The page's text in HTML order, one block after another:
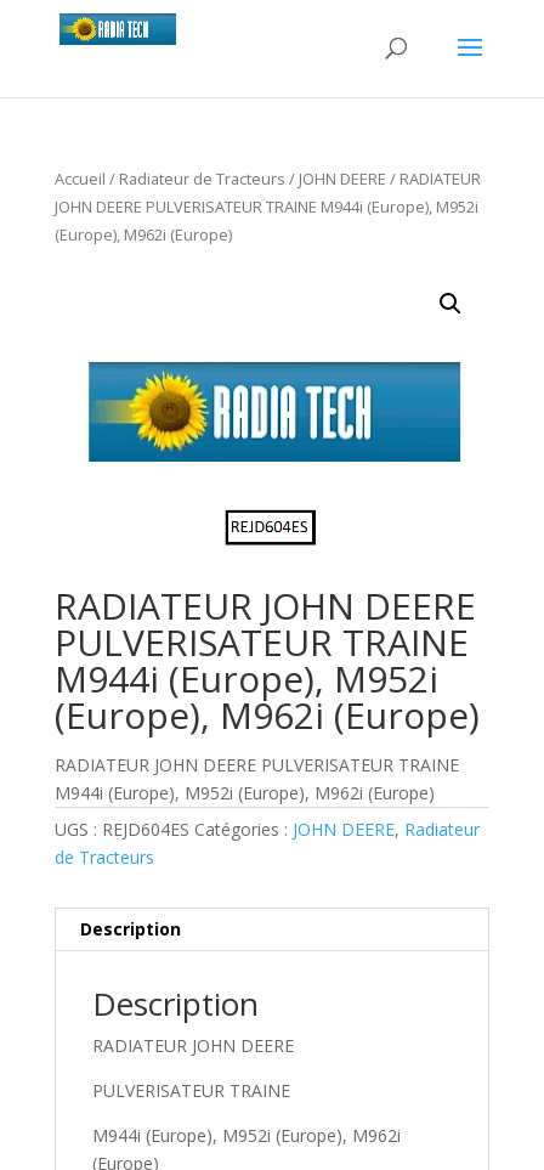
Accueil / Radiateur de Tracteurs / JOHN DEERE / RADIATEUR
JOHN DEERE PULVERISATEUR TRAINE M944i (Europe), M952i
(Europe), M962i (Europe)
RADIATEUR JOHN DEERE
PULVERISATEUR TRAINE
M944i (Europe), M952i
(Europe), M962i (Europe)
RADIATEUR JOHN DEERE PULVERISATEUR TRAINE
M944i (Europe), M952i (Europe), M962i (Europe)
UGS : REJD604ES Catégories : JOHN DEERE, Radiateur
de Tracteurs
Description
Description
RADIATEUR JOHN DEERE
PULVERISATEUR TRAINE
M944i (Europe), M952i (Europe), M962i
(Europe)